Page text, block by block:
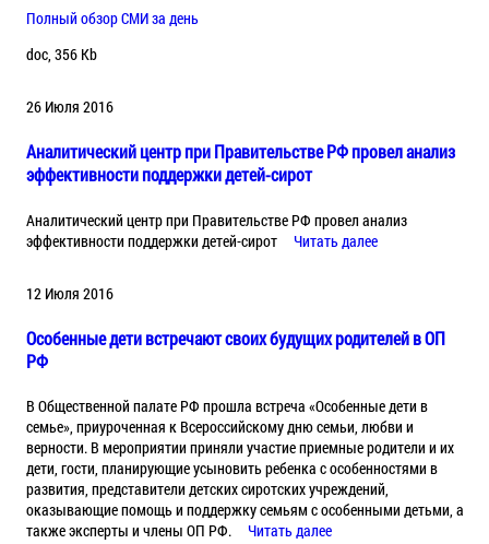
Полный обзор СМИ за день
doc, 356 Kb
26 Июля 2016
Аналитический центр при Правительстве РФ провел анализ
эффективности поддержки детей-сирот
Аналитический центр при Правительстве РФ провел анализ
эффективности поддержки детей-сирот
Читать далее
12 Июля 2016
Особенные дети встречают своих будущих родителей в ОП
РФ
В Общественной палате РФ прошла встреча «Особенные дети в
семье», приуроченная к Всероссийскому дню семьи, любви и
верности. В мероприятии приняли участие приемные родители и их
дети, гости, планирующие усыновить ребенка с особенностями в
развития, представители детских сиротских учреждений,
оказывающие помощь и поддержку семьям с особенными детьми, а
также эксперты и члены ОП РФ.
Читать далее